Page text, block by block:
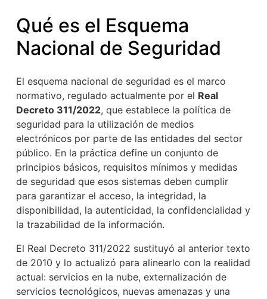
Qué es el Esquema
Nacional de Seguridad
El esquema nacional de seguridad es el marco
normativo, regulado actualmente por el Real
Decreto 311/2022, que establece la política de
seguridad para la utilización de medios
electrónicos por parte de las entidades del sector
público. En la práctica define un conjunto de
principios básicos, requisitos mínimos y medidas
de seguridad que esos sistemas deben cumplir
para garantizar el acceso, la integridad, la
disponibilidad, la autenticidad, la confidencialidad y
la trazabilidad de la información.
El Real Decreto 311/2022 sustituyó al anterior texto
de 2010 y lo actualizó para alinearlo con la realidad
actual: servicios en la nube, externalización de
servicios tecnológicos, nuevas amenazas y una